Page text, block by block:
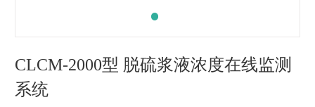
CLCM-2000型 脱硫浆液浓度在线监测
系统